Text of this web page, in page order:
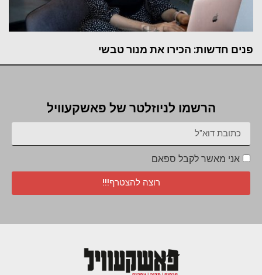
פנים חדשות: הכירו את מנור טבשי
הרשמו לניוזלטר של פאשקעוויל
אני מאשר לקבל ספאם
רוצה להצטרף!!!